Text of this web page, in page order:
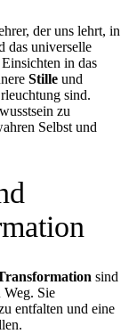
der uns lehrt, in
das universelle
in das
Stille und
sind.
zu
Selbst und
sind
Weg. Sie
entfalten und eine